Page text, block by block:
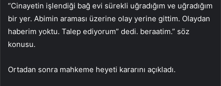
“Cinayetin işlendiği bağ evi sürekli uğradığım ve uğradığım
bir yer. Abimin araması üzerine olay yerine gittim. Olaydan
haberim yoktu. Talep ediyorum” dedi. beraatim.” söz
konusu.
Ortadan sonra mahkeme heyeti kararını açıkladı.